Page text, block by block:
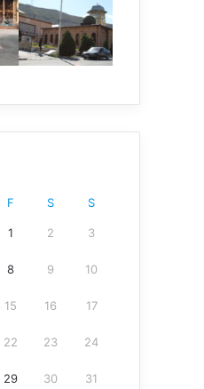
F S S
1 2 3
8 9 10
15 16 17
22 23 24
29 30
31